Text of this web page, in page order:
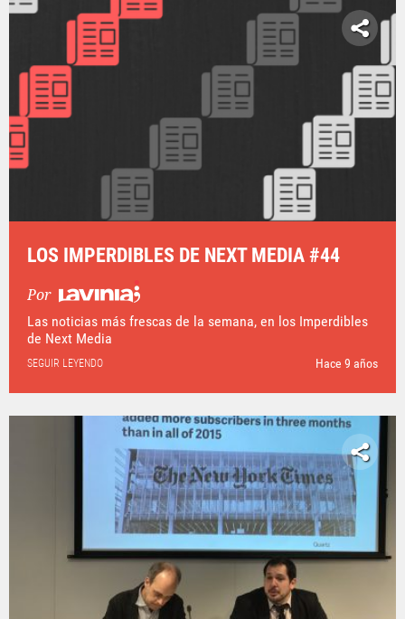
LOS IMPERDIBLES DE NEXT MEDIA #44
Por
Las noticias más frescas de la semana, en los Imperdibles
de Next Media
SEGUIR LEYENDO Hace 9 años